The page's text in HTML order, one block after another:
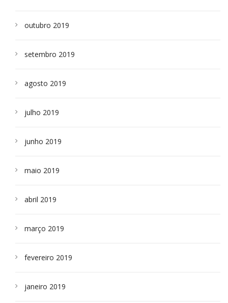
outubro 2019
setembro 2019
agosto 2019
julho 2019
junho 2019
maio 2019
abril 2019
março 2019
fevereiro 2019
janeiro 2019